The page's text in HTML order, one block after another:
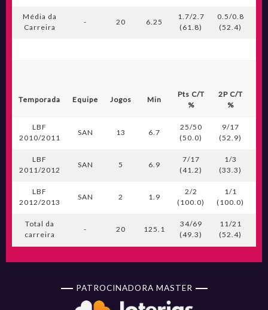
Média da
Carreira
- 20 6.25
1.7/2.7
(61.8)
0.5/0.8
(52.4)
Temporada Equipe Jogos Min
Pts C/T
%
2P C/T
%
LBF
2010/2011
SAN 13 6.7
25/50
(50.0)
9/17
(52.9)
LBF
2011/2012
SAN 5 6.9
7/17
(41.2)
1/3
(33.3)
LBF
2012/2013
SAN 2 1.9
2/2
(100.0)
1/1
(100.0)
Total da
carreira
- 20 125.1
34/69
(49.3)
11/21
(52.4)
PATROCINADORA MASTER